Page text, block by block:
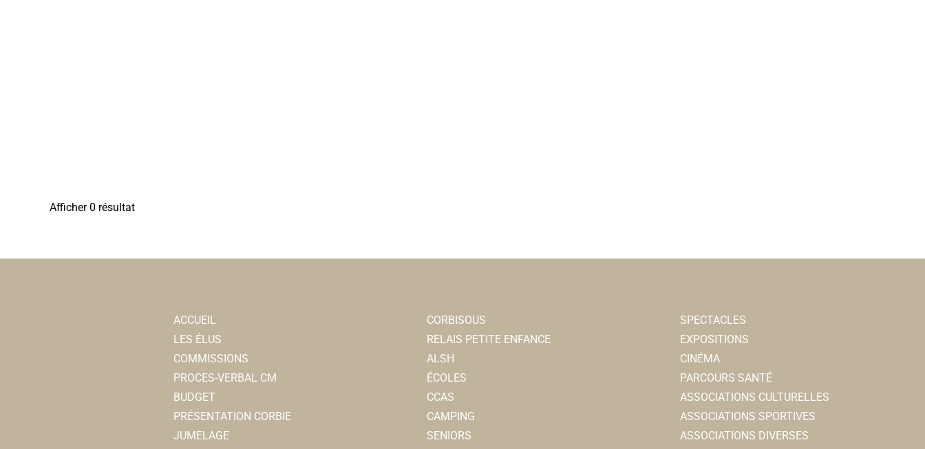
Afficher 0 résultat
ACCUEIL
LES ÉLUS
COMMISSIONS
PROCES-VERBAL CM
BUDGET
PRÉSENTATION CORBIE
JUMELAGE
CORBISOUS
RELAIS PETITE ENFANCE
ALSH
ÉCOLES
CCAS
CAMPING
SENIORS
SPECTACLES
EXPOSITIONS
CINÉMA
PARCOURS SANTÉ
ASSOCIATIONS CULTURELLES
ASSOCIATIONS SPORTIVES
ASSOCIATIONS DIVERSES